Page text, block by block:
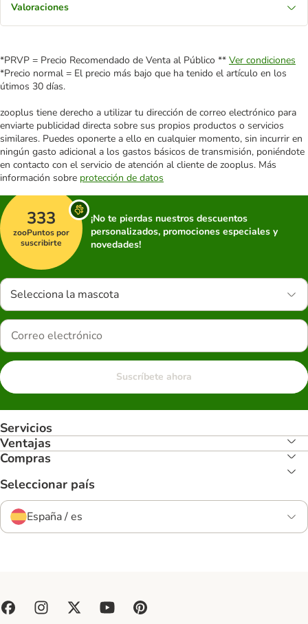
Valoraciones
*PRVP = Precio Recomendado de Venta al Público ** Ver condiciones
*Precio normal = El precio más bajo que ha tenido el artículo en los
útimos 30 días.
zooplus tiene derecho a utilizar tu dirección de correo electrónico para
enviarte publicidad directa sobre sus propios productos o servicios
similares. Puedes oponerte a ello en cualquier momento, sin incurrir en
ningún gasto adicional a los gastos básicos de transmisión, poniéndote
en contacto con el servicio de atención al cliente de zooplus. Más
información sobre protección de datos
333
zooPuntos por
suscribirte
¡No te pierdas nuestros descuentos
personalizados, promociones especiales y
novedades!
Selecciona la mascota
Suscríbete ahora
Servicios
Ventajas
Compras
Seleccionar país
España / es